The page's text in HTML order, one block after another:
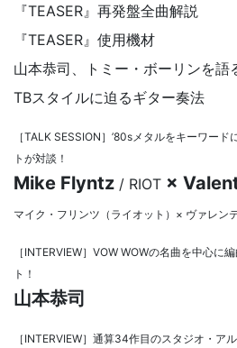
『TEASER』再発盤全曲解説
『TEASER』使用機材
山本恭司、トミー・ボーリンを語
TBスタイルに迫るギター奏法
［TALK SESSION］’80sメタルをキーワー
トが対談！
Mike Flyntz / RIOT ×
マイク・フリンツ（ライオット）× ヴァレン
［INTERVIEW］VOW WOWの名曲を中心に
ト！
山本恭司
［INTERVIEW］通算34作目のスタジオ・ア